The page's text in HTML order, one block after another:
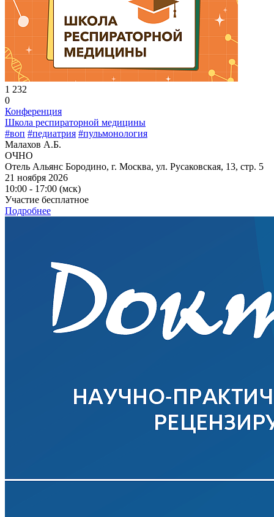
1 232
0
Конференция
Школа респираторной медицины
#воп #педиатрия #пульмонология
Малахов А.Б.
ОЧНО
Отель Альянс Бородино, г. Москва, ул. Русаковская, 13, стр. 5
21 ноября 2026
10:00 - 17:00 (мск)
Участие бесплатное
Подробнее